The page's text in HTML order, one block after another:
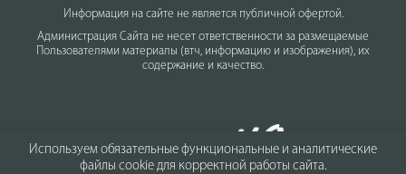
Используем обязательные функциональные и аналитические
файлы cookie для корректной работы сайта.
Информация на сайте не является публичной офертой.
Администрация Сайта не несет ответственности за размещаемые
Пользователями материалы (втч, информацию и изображения), их
содержание и качество.